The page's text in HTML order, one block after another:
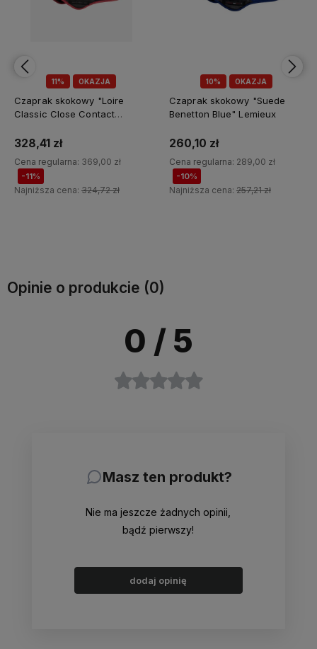
10% OKAZJA
Czaprak skokowy "Suede
Benetton Blue" Lemieux
260,10 zł
Cena regularna:289,00 zł
-10%
Najniższa cena:257,21 zł
10% OKAZJA
Czaprak skokowy "Suede
Chilli" Lemieux
260,10 zł
Cena regularna:289,00 zł
-10%
Najniższa cena:257,21 zł
Opinie o produkcie (0)
0 / 5
Masz ten produkt?
Nie ma jeszcze żadnych opinii,
bądź pierwszy!
dodaj opinię